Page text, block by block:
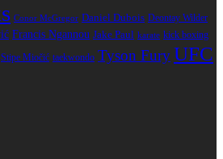
Conor McGregor Daniel Dubois Deontay Wilder
Francis Ngannou Jake Paul karate kick boxing
Stipe Miočić taekwondo Tyson FuryUFC